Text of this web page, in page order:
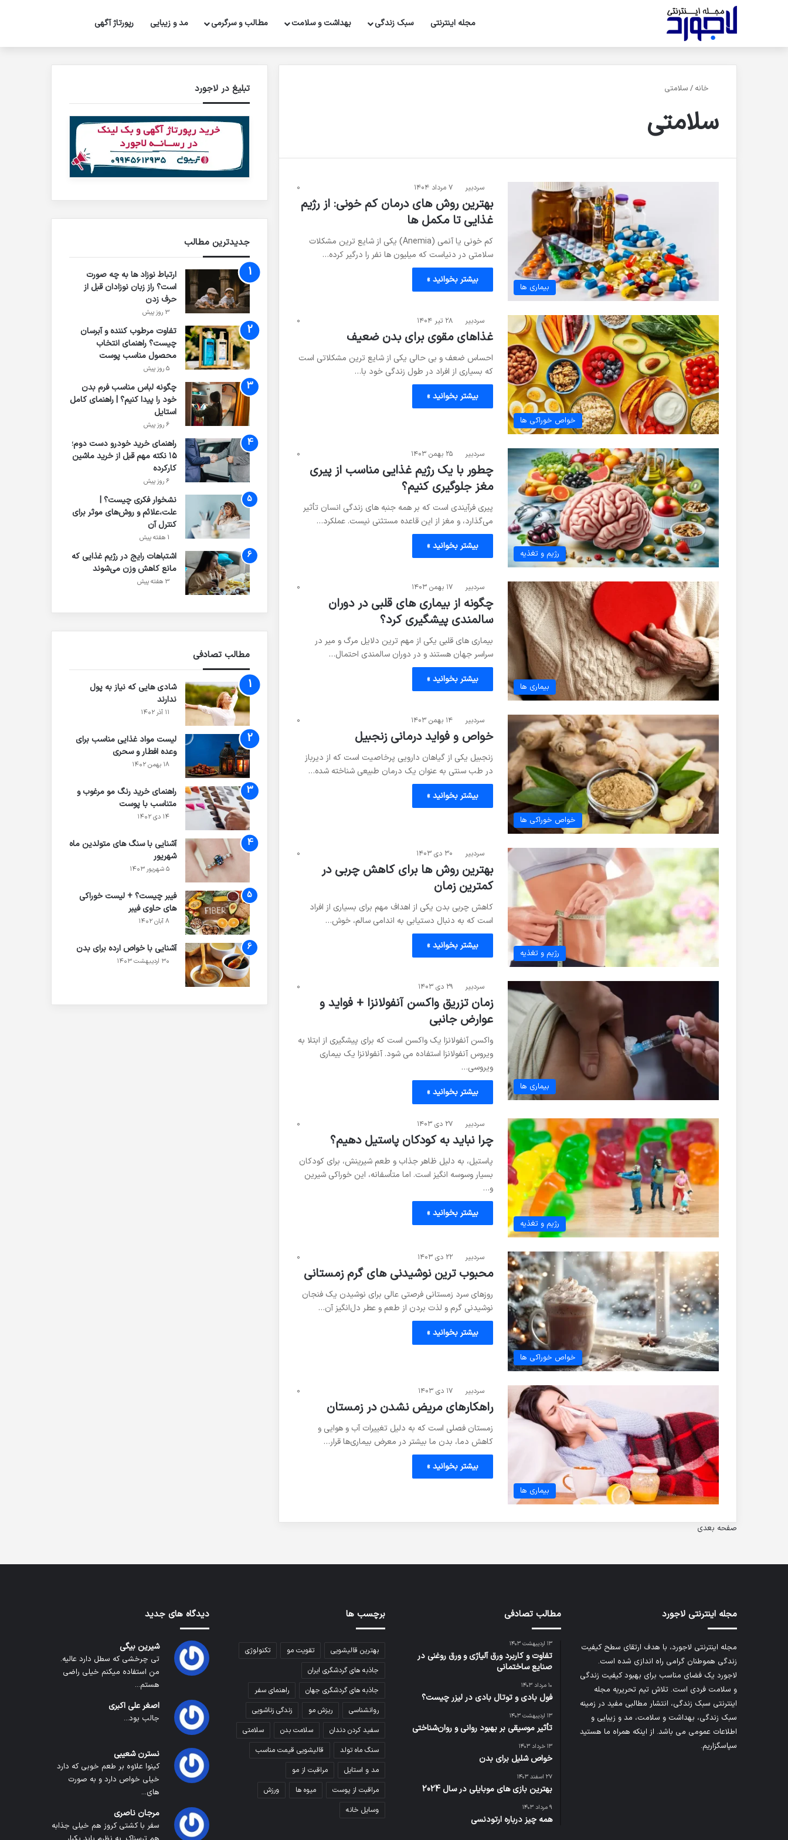
مجله اینترنتی سبک زندگی بهداشت و سلامت مطالب و سرگرمی مد و زیبایی رپورتاژ‌ آگهی
خانه / سلامتی
سلامتی
بیماری ها
سردبیر ۷ مرداد ۱۴۰۴ ۰
بهترین روش های درمان کم خونی: از رژیم
غذایی تا مکمل ها
کم خونی یا آنمی (Anemia) یکی از شایع ترین مشکلات
سلامتی در دنیاست که میلیون ها نفر را درگیر کرده…
بیشتر بخوانید »
خواص خوراکی ها
سردبیر ۲۸ تیر ۱۴۰۴ ۰
غذاهای مقوی برای بدن ضعیف
احساس ضعف و بی حالی یکی از شایع ترین مشکلاتی است
که بسیاری از افراد در طول زندگی خود با…
بیشتر بخوانید »
رژیم و تغذیه
سردبیر ۲۵ بهمن ۱۴۰۳ ۰
چطور با یک رژیم غذایی مناسب از پیری
مغز جلوگیری کنیم؟
پیری فرآیندی است که بر همه جنبه های زندگی انسان تأثیر
می‌گذارد، و مغز از این قاعده مستثنی نیست. عملکرد…
بیشتر بخوانید »
بیماری ها
سردبیر ۱۷ بهمن ۱۴۰۳ ۰
چگونه از بیماری های قلبی در دوران
سالمندی پیشگیری کرد؟
بیماری های قلبی یکی از مهم ترین دلایل مرگ و میر در
سراسر جهان هستند و در دوران سالمندی احتمال…
بیشتر بخوانید »
خواص خوراکی ها
سردبیر ۱۴ بهمن ۱۴۰۳ ۰
خواص و فواید درمانی زنجبیل
زنجبیل یکی از گیاهان دارویی پرخاصیت است که از دیرباز
در طب سنتی به عنوان یک درمان طبیعی شناخته شده…
بیشتر بخوانید »
رژیم و تغذیه
سردبیر ۳۰ دی ۱۴۰۳ ۰
بهترین روش ها برای کاهش چربی در
کمترین زمان
کاهش چربی بدن یکی از اهداف مهم برای بسیاری از افراد
است که به دنبال دستیابی به اندامی سالم‌، خوش…
بیشتر بخوانید »
بیماری ها
سردبیر ۲۹ دی ۱۴۰۳ ۰
زمان تزریق واکسن آنفولانزا + فواید و
عوارض جانبی
واکسن آنفولانزا یک واکسن است که برای پیشگیری از ابتلا به
ویروس آنفولانزا استفاده می شود. آنفولانزا یک بیماری
ویروسی…
بیشتر بخوانید »
رژیم و تغذیه
سردبیر ۲۷ دی ۱۴۰۳ ۰
چرا نباید به کودکان پاستیل دهیم؟
پاستیل، به دلیل ظاهر جذاب و طعم شیرینش، برای کودکان
بسیار وسوسه انگیز است. اما متأسفانه، این خوراکی شیرین
و…
بیشتر بخوانید »
خواص خوراکی ها
سردبیر ۲۲ دی ۱۴۰۳ ۰
محبوب ترین نوشیدنی های گرم زمستانی
روزهای سرد زمستانی فرصتی عالی برای نوشیدن یک فنجان
نوشیدنی گرم و لذت بردن از طعم و عطر دل‌انگیز آن…
بیشتر بخوانید »
بیماری ها
سردبیر ۱۷ دی ۱۴۰۳ ۰
راهکارهای مریض نشدن در زمستان
زمستان فصلی است که به دلیل تغییرات آب و هوایی و
کاهش دما، بدن ما بیشتر در معرض بیماری‌ها قرار…
بیشتر بخوانید »
صفحه بعدی
تبلیغ در لاجورد
جدیدترین مطالب
ارتباط نوزاد ها به چه صورت
است؟ راز زبان نوزادان قبل از
حرف زدن
3 روز پیش
تفاوت مرطوب کننده و آبرسان
چیست؟ راهنمای انتخاب
محصول مناسب پوست
5 روز پیش
چگونه لباس مناسب فرم بدن
خود را پیدا کنیم؟ | راهنمای کامل
استایل
6 روز پیش
راهنمای خرید خودرو دست دوم؛
۱۵ نکته مهم قبل از خرید ماشین
کارکرده
6 روز پیش
نشخوار فکری چیست؟ |
علت،علائم و روش‌های موثر برای
کنترل آن
1 هفته پیش
اشتباهات رایج در رژیم غذایی که
مانع کاهش وزن می‌شوند
3 هفته پیش
مطالب تصادفی
شادی هایی که نیاز به پول
ندارند
۱۱ آذر ۱۴۰۲
لیست مواد غذایی مناسب برای
وعده افطار و سحری
۱۸ بهمن ۱۴۰۲
راهنمای خرید رنگ مو مرغوب و
متناسب با پوست
۱۴ دی ۱۴۰۲
آشنایی با سنگ های متولدین ماه
شهریور
۵ شهریور ۱۴۰۳
فیبر چیست؟ + لیست خوراکی
های حاوی فیبر
۸ آبان ۱۴۰۲
آشنایی با خواص ارده برای بدن
۳۰ اردیبهشت ۱۴۰۳
مجله اینترنتی لاجورد
مجله اینترنتی لاجورد، با هدف ارتقای سطح کیفیت
زندگی هموطنان گرامی راه اندازی شده است.
لاجورد یک فضای مناسب برای بهبود کیفیت زندگی
و سلامت فردی است. تلاش تیم تحریریه مجله
اینترنتی سبک زندگی، انتشار مطالبی مفید در زمینه
سبک زندگی، بهداشت و سلامت، مد و زیبایی و
اطلاعات عمومی می باشد. از اینکه همراه ما هستید
سپاسگزاریم.
مطالب تصادفی
۱۳ اردیبهشت ۱۴۰۳
تفاوت و کاربرد ورق آلیاژی و ورق روغنی در
صنایع ساختمانی
۱۰ مرداد ۱۴۰۳
فول بادی و توتال بادی در لیزر چیست؟
۱۳ اردیبهشت ۱۴۰۳
تأثیر موسیقی بر بهبود روانی و روان‌شناختی
۱۳ خرداد ۱۴۰۳
خواص شلیل برای بدن
۲۷ اسفند ۱۴۰۳
بهترین بازی های موبایلی در سال 2024
۹ مرداد ۱۴۰۳
همه چیز درباره ارتودنسی
برچسب ها
بهترین قالیشویی تقویت مو
تکنولوژی
جاذبه های گردشگری ایران
جاذبه های گردشگری جهان
راهنمای سفر
روانشناسی
ریزش مو
زندگی زناشویی
سفید کردن دندان
سلامت بدن
سلامتی
سنگ ماه تولد
قالیشویی قیمت مناسب
مد و استایل
مراقبت از مو
مراقبت از پوست
میوه ها
ورزش
وسایل خانه
دیدگاه های جدید
شیرین بیگی
تی چرخشی که سطل دارد عالیه.
من استفاده میکنم خیلی راضی
هستم...
اصغر علی اکبری
جالب بود...
نسترن شعیبی
کینوا علاوه بر طعم خوبی که دارد
خیلی خواص دارد و به صورت
های...
مرجان ناصری
سفر با کشتی کروز هم خیلی جذابه